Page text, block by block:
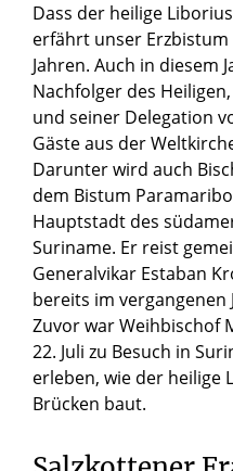
Dass der heilige
erfährt unser
Jahren. Auch in diesem
Nachfolger des
und seiner Delegation
Gäste aus der
Darunter wird auch
dem Bistum
Hauptstadt des
Suriname. Er reist
Generalvikar Estaban
bereits im
Zuvor war Weihbischof
22. Juli zu Besuch in
erleben, wie der heilige
Brücken baut.